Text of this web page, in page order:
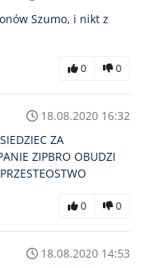
Szumo, i nikt z
0 0
18.08.2020 16:32
ZA
ZIPBRO OBUDZI
0 0
18.08.2020 14:53